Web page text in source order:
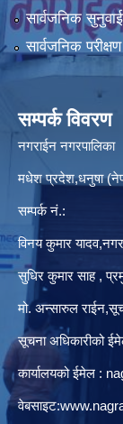
सार्वजनिक सुनुवाई
सार्वजनिक परीक्षण
सम्पर्क विवरण
नगराईन नगरपालिका
मधेश प्रदेश,धनुषा
सम्पर्क नं.:
विनय कुमार
सुधिर कुमार साह ,
मो. अन्सारुल
सूचना अधिकारीको
कार्यालयको ईमेल :
वेबसाइट: